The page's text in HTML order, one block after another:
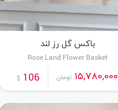
باکس گل رز لند
Rose Land Flower Basket
15,780,000 تومان 106
$